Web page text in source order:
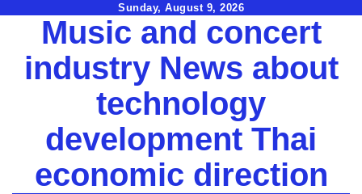
Sunday, August 9, 2026
Music and concert
industry News about
technology
development Thai
economic direction